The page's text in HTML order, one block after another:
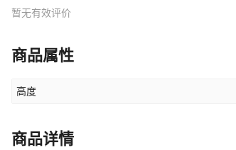
暂无有效评价
商品属性
高度
商品详情